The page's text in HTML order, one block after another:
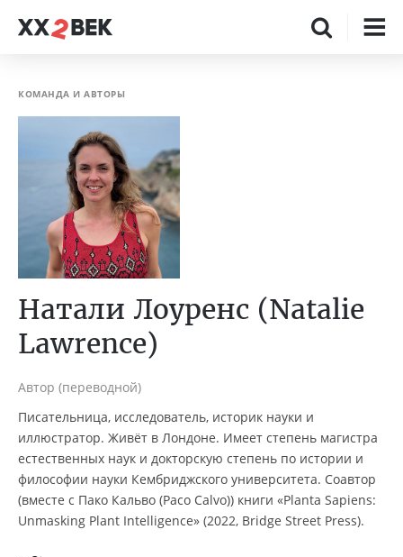
КОМАНДА И АВТОРЫ
Натали Лоуренс (Natalie
Lawrence)
Автор (переводной)
Писательница, исследователь, историк науки и
иллюстратор. Живёт в Лондоне. Имеет степень магистра
естественных наук и докторскую степень по истории и
философии науки Кембриджского университета. Соавтор
(вместе с Пако Кальво (Paco Calvo)) книги «Planta Sapiens:
Unmasking Plant Intelligence» (2022, Bridge Street Press).